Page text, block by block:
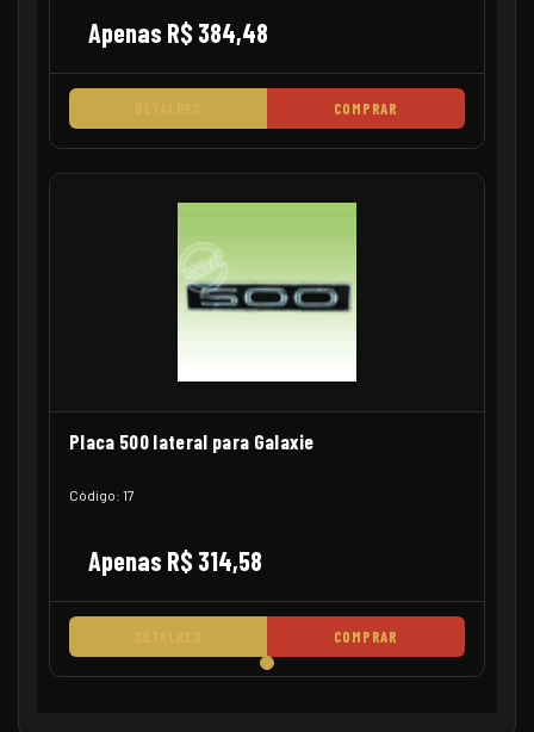
Apenas R$ 384,48
COMPRAR
Placa 500 lateral para Galaxie
Código: 17
Apenas R$ 314,58
COMPRAR